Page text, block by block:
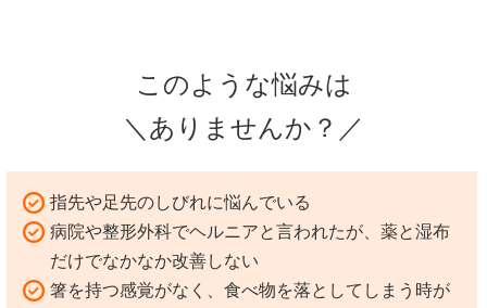
このような悩みは
＼ありませんか？／
指先や足先のしびれに悩んでいる
病院や整形外科でヘルニアと言われたが、薬と湿布
だけでなかなか改善しない
箸を持つ感覚がなく、食べ物を落としてしまう時が